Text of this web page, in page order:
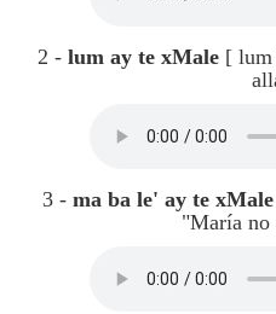
2 - lum ay te xMale [ lum
3 - ma ba le' ay te xMale
"María no